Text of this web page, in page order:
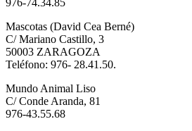
Mascotas (David Cea Berné)
C/ Mariano Castillo, 3
50003 ZARAGOZA
Teléfono: 976- 28.41.50.
Mundo Animal Liso
C/ Conde Aranda, 81
976-43.55.68